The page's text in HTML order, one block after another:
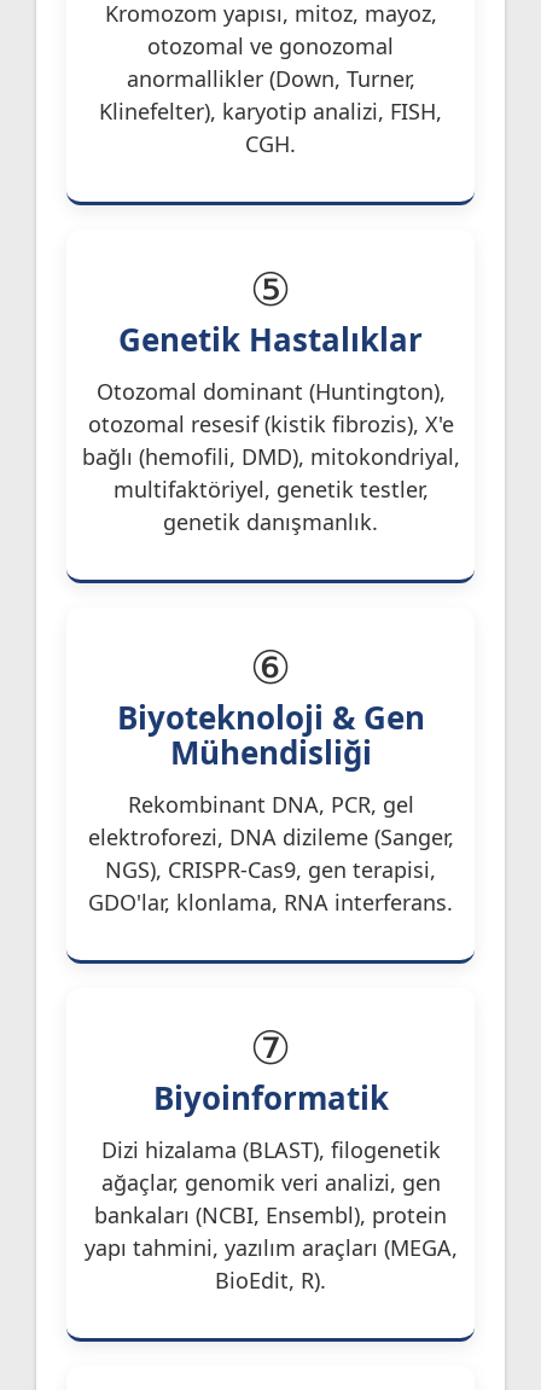
Kromozom yapısı, mitoz, mayoz,
otozomal ve gonozomal
anormallikler (Down, Turner,
Klinefelter), karyotip analizi, FISH,
CGH.
⑤
Genetik Hastalıklar
Otozomal dominant (Huntington),
otozomal resesif (kistik fibrozis), X'e
bağlı (hemofili, DMD), mitokondriyal,
multifaktöriyel, genetik testler,
genetik danışmanlık.
⑥
Biyoteknoloji & Gen
Mühendisliği
Rekombinant DNA, PCR, gel
elektroforezi, DNA dizileme (Sanger,
NGS), CRISPR-Cas9, gen terapisi,
GDO'lar, klonlama, RNA interferans.
⑦
Biyoinformatik
Dizi hizalama (BLAST), filogenetik
ağaçlar, genomik veri analizi, gen
bankaları (NCBI, Ensembl), protein
yapı tahmini, yazılım araçları (MEGA,
BioEdit, R).